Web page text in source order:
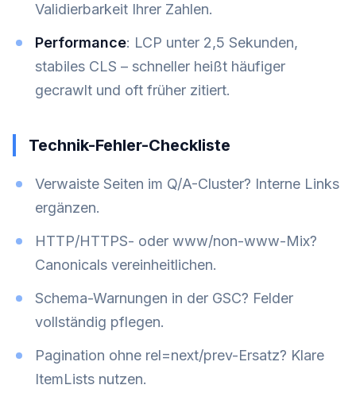
Validierbarkeit Ihrer Zahlen.
Performance: LCP unter 2,5 Sekunden,
stabiles CLS – schneller heißt häufiger
gecrawlt und oft früher zitiert.
Technik-Fehler-Checkliste
Verwaiste Seiten im Q/A-Cluster? Interne Links
ergänzen.
HTTP/HTTPS- oder www/non-www-Mix?
Canonicals vereinheitlichen.
Schema-Warnungen in der GSC? Felder
vollständig pflegen.
Pagination ohne rel=next/prev-Ersatz? Klare
ItemLists nutzen.